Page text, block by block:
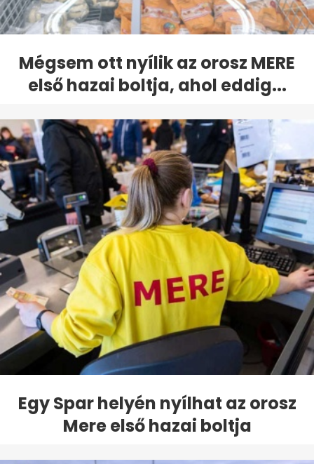
Mégsem ott nyílik az orosz MERE
első hazai boltja, ahol eddig...
Egy Spar helyén nyílhat az orosz
Mere első hazai boltja